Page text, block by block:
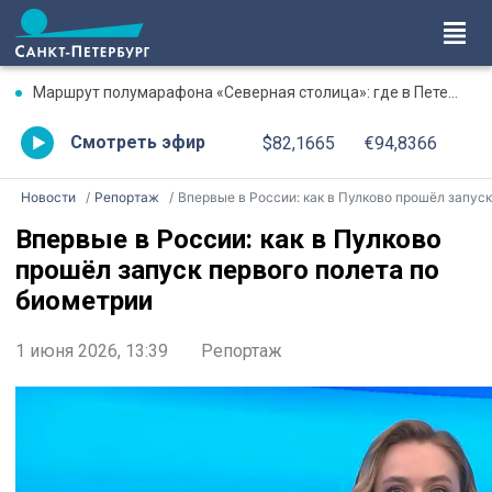
Маршрут полумарафона «Северная столица»: где в Петербурге будут перекрыты дороги 9 августа
Смотреть эфир $82,1665 €94,8366
Новости Репортаж Впервые в России: как в Пулково прошёл запуск первого полета по биометрии
Впервые в России: как в Пулково
прошёл запуск первого полета по
биометрии
1 июня 2026, 13:39 Репортаж